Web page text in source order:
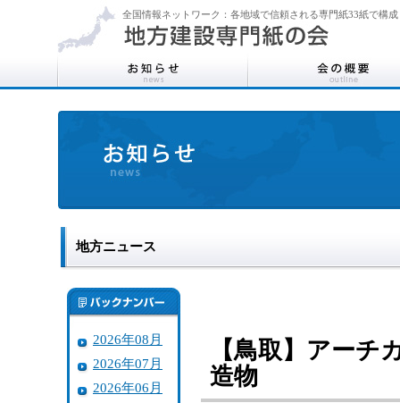
全国情報ネットワーク：各地域で信頼される専門紙33紙で構成
地方ニュース
2026年08月
2026年07月
2026年06月
【鳥取】アーチ
造物